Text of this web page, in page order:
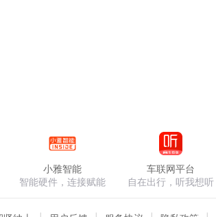
小雅智能
智能硬件，连接赋能
车联网平台
自在出行，听我想听